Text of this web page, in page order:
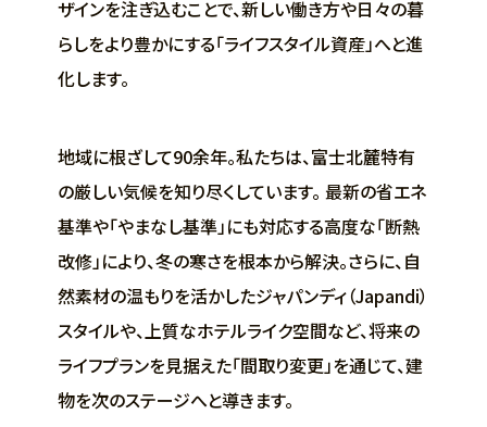
ザインを注ぎ込むことで、新しい働き方や日々の暮
らしをより豊かにする「ライフスタイル資産」へと進
化します。
地域に根ざして90余年。私たちは、富士北麓特有
の厳しい気候を知り尽くしています。 最新の省エネ
基準や「やまなし基準」にも対応する高度な「断熱
改修」により、冬の寒さを根本から解決。さらに、自
然素材の温もりを活かしたジャパンディ（Japandi）
スタイルや、上質なホテルライク空間など、将来の
ライフプランを見据えた「間取り変更」を通じて、建
物を次のステージへと導きます。